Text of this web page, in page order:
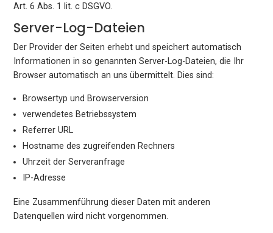
Art. 6 Abs. 1 lit. c DSGVO.
Server-Log-Dateien
Der Provider der Seiten erhebt und speichert automatisch
Informationen in so genannten Server-Log-Dateien, die Ihr
Browser automatisch an uns übermittelt. Dies sind:
Browsertyp und Browserversion
verwendetes Betriebssystem
Referrer URL
Hostname des zugreifenden Rechners
Uhrzeit der Serveranfrage
IP-Adresse
Eine Zusammenführung dieser Daten mit anderen
Datenquellen wird nicht vorgenommen.